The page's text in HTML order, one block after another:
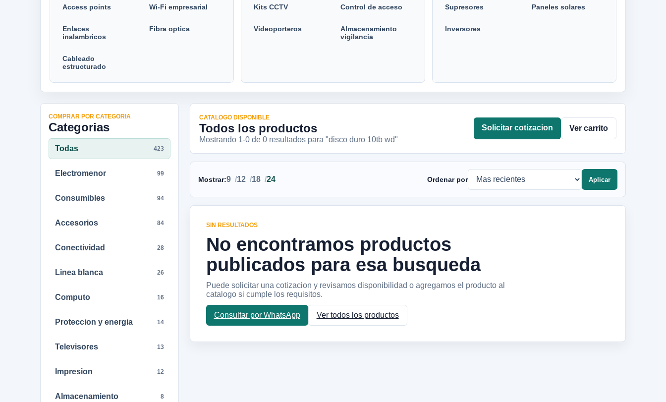
Access points Wi-Fi empresarial
Enlaces
inalambricos
Fibra optica
Cableado
estructurado
Kits CCTV Control de acceso
Videoporteros
Almacenamiento
vigilancia
Supresores Paneles solares
Inversores
COMPRAR POR CATEGORIA
Categorias
Todas 423
Electromenor 99
Consumibles 94
Accesorios 84
Conectividad 28
Linea blanca 26
Computo 16
Proteccion y energia 14
Televisores 13
Impresion 12
Almacenamiento 8
CATALOGO DISPONIBLE
Todos los productos
Mostrando 1-0de 0resultadospara "disco duro 10tb wd"
Solicitar cotizacion Ver carrito
Mostrar:9 12 18 24 Ordenar por Aplicar
SIN RESULTADOS
No encontramos productos
publicados para esa busqueda
Puede solicitar una cotizacion y revisamos disponibilidad o agregamos el producto al
catalogo si cumple los requisitos.
Consultar por WhatsApp Ver todos los productos